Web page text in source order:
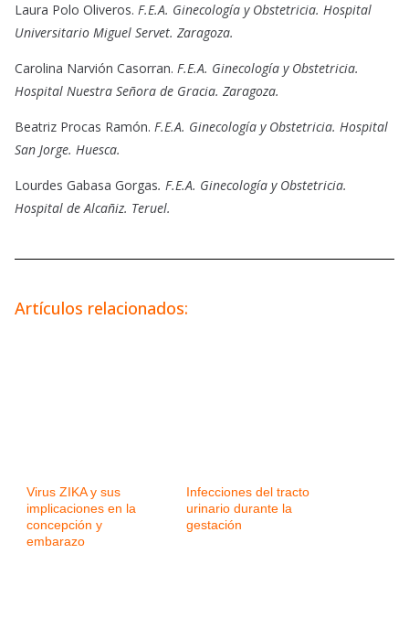
Laura Polo Oliveros. F.E.A. Ginecología y Obstetricia. Hospital
Universitario Miguel Servet. Zaragoza.
Carolina Narvión Casorran. F.E.A. Ginecología y Obstetricia.
Hospital Nuestra Señora de Gracia. Zaragoza.
Beatriz Procas Ramón. F.E.A. Ginecología y Obstetricia. Hospital
San Jorge. Huesca.
Lourdes Gabasa Gorgas. F.E.A. Ginecología y Obstetricia.
Hospital de Alcañiz. Teruel.
Artículos relacionados:
Virus ZIKA y sus
implicaciones en la
concepción y
embarazo
Infecciones del tracto
urinario durante la
gestación